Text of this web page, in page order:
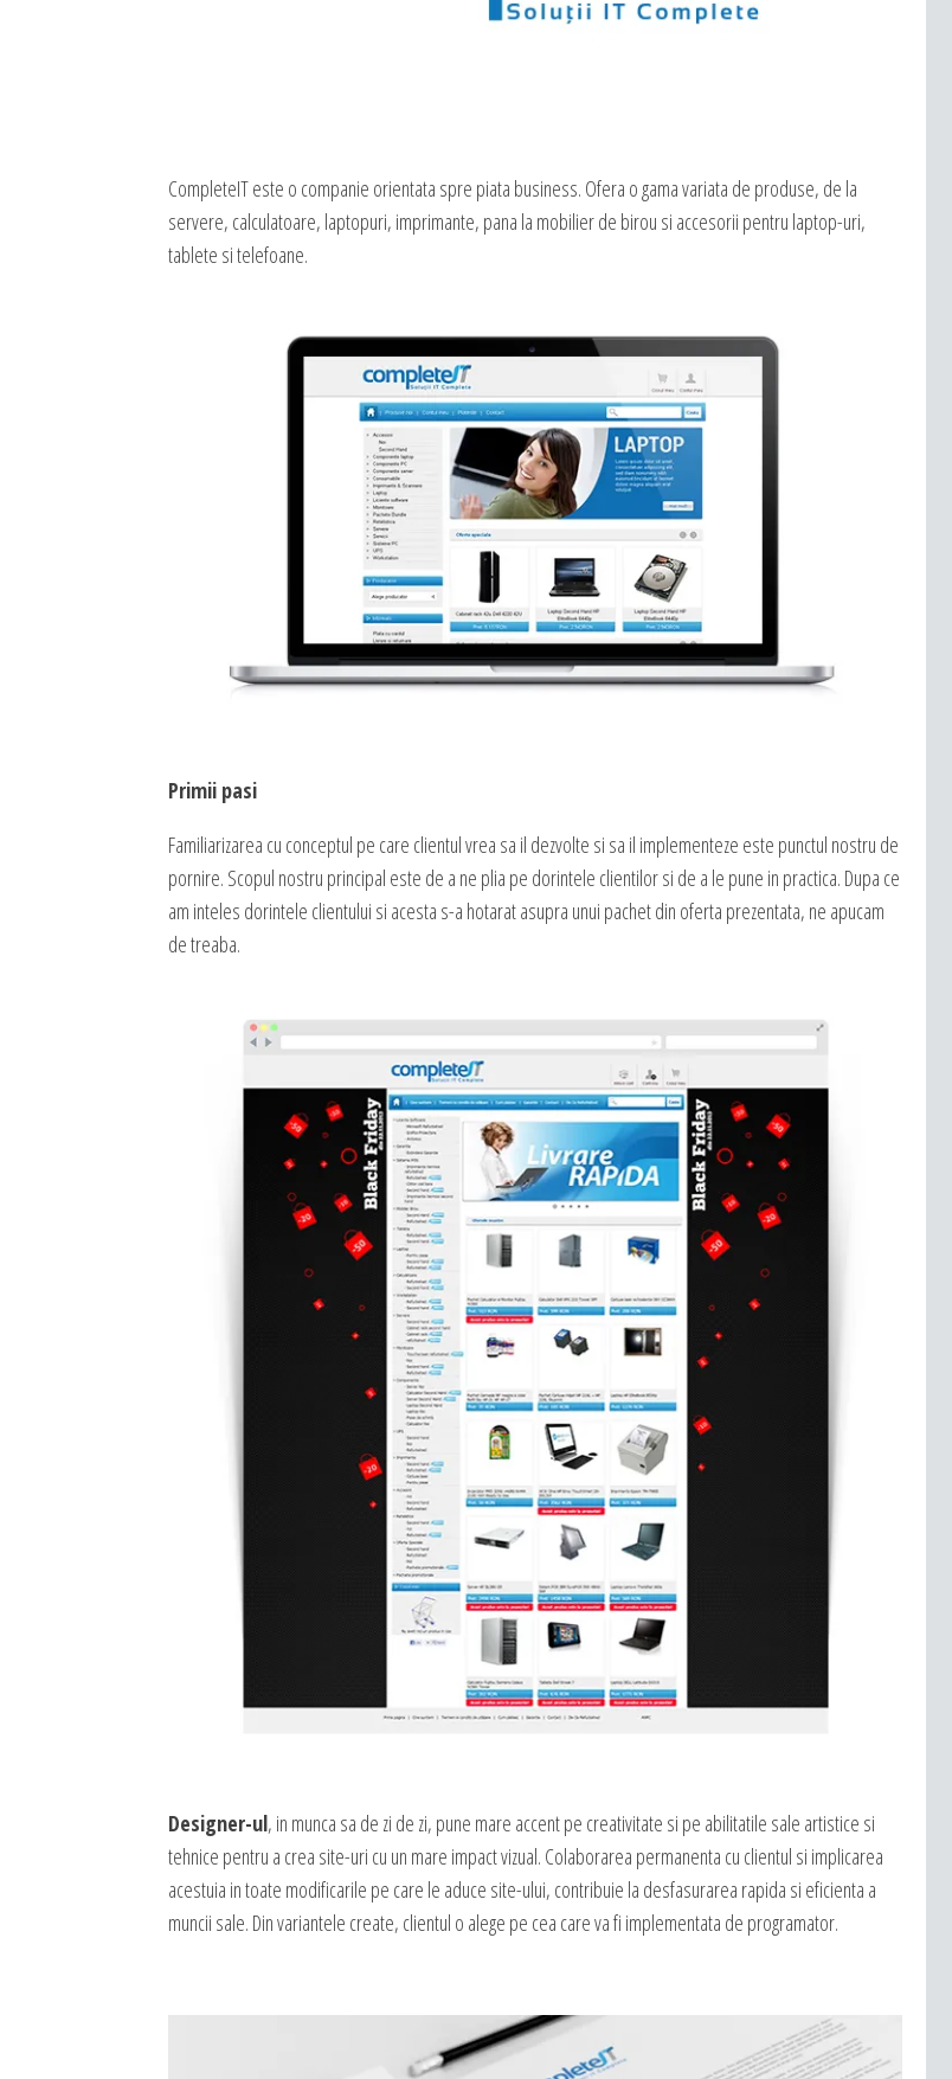
CompleteIT este o companie orientata spre piata business. Ofera o gama variata de produse, de la
servere, calculatoare, laptopuri, imprimante, pana la mobilier de birou si accesorii pentru laptop-uri,
tablete si telefoane.
Primii pasi
Familiarizarea cu conceptul pe care clientul vrea sa il dezvolte si sa il implementeze este punctul nostru de
pornire. Scopul nostru principal este de a ne plia pe dorintele clientilor si de a le pune in practica. Dupa ce
am inteles dorintele clientului si acesta s-a hotarat asupra unui pachet din oferta prezentata, ne apucam
de treaba.
Designer-ul, in munca sa de zi de zi, pune mare accent pe creativitate si pe abilitatile sale artistice si
tehnice pentru a crea site-uri cu un mare impact vizual. Colaborarea permanenta cu clientul si implicarea
acestuia in toate modificarile pe care le aduce site-ului, contribuie la desfasurarea rapida si eficienta a
muncii sale. Din variantele create, clientul o alege pe cea care va fi implementata de programator.